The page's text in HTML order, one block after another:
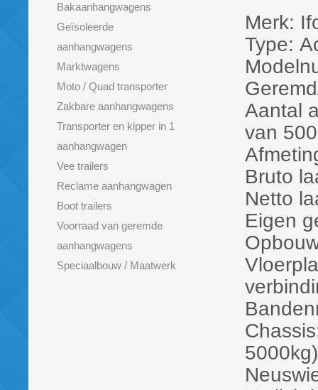
Bakaanhangwagens
Geïsoleerde
aanhangwagens
Marktwagens
Moto / Quad transporter
Zakbare aanhangwagens
Transporter en kipper in 1
aanhangwagen
Vee trailers
Reclame aanhangwagen
Boot trailers
Voorraad van geremde
aanhangwagens
Speciaalbouw / Maatwerk
Merk:
Type:
Aantal
van
Bruto
Netto
Eigen
5000kg)